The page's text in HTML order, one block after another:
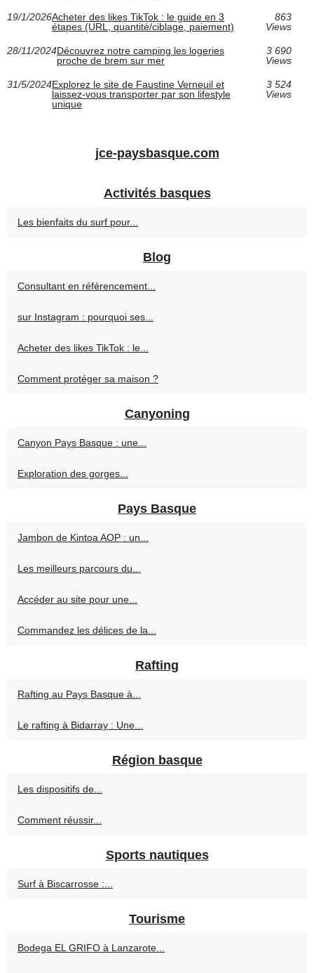
19/1/2026Acheter des likes TikTok : le guide en 3
étapes (URL, quantité/ciblage, paiement)
863
Views
28/11/2024Découvrez notre camping les logeries
proche de brem sur mer
3 690
Views
31/5/2024Explorez le site de Faustine Verneuil et
laissez-vous transporter par son lifestyle
unique
3 524
Views
jce-paysbasque.com
Activités basques
Les bienfaits du surf pour...
Blog
Consultant en référencement...
sur Instagram : pourquoi ses...
Acheter des likes TikTok : le...
Comment protéger sa maison ?
Canyoning
Canyon Pays Basque : une...
Exploration des gorges...
Pays Basque
Jambon de Kintoa AOP : un...
Les meilleurs parcours du...
Accéder au site pour une...
Commandez les délices de la...
Rafting
Rafting au Pays Basque à...
Le rafting à Bidarray : Une...
Région basque
Les dispositifs de...
Comment réussir...
Sports nautiques
Surf à Biscarrosse :...
Tourisme
Bodega EL GRIFO à Lanzarote...